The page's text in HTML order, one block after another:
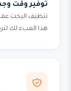
توفير وقت
تنظيف اليخت
هذا العبء لك